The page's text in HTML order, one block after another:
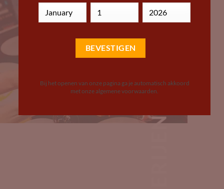
Bij het openen van onze pagina ga je automatisch akkoord
met onze algemene voorwaarden.